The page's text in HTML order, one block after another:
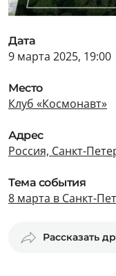
Дата
9 марта 2025, 19:00
Место
Клуб «Космонавт»
Адрес
Россия, Санкт-
Тема события
8 марта в Санкт-
Рассказать